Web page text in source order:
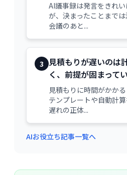
AI議事録は発言をきれ
が、決まったことまでは
会議のあと...
3 見積もりが遅いのは
く、前提が固まって
見積もりに時間がかか
テンプレートや自動計
遅れの正体...
AIお役立ち記事一覧へ